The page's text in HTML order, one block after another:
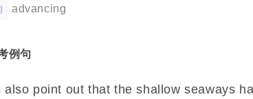
advancing
例句
also point out that the shallow seaways